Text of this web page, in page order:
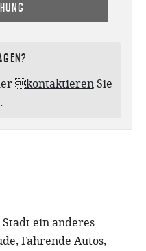
kontaktierenSie
ein anderes
Fahrende Autos,